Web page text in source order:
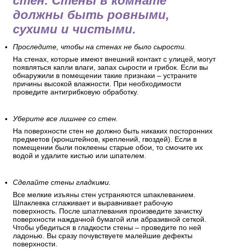
должны быть ровными,
сухими и чистыми.
Проследите, чтобы на стенах не было сырости.
На стенах, которые имеют внешний контакт с улицей, могут
появляться капли влаги, запах сырости и грибок. Если вы
обнаружили в помещении такие признаки – устраните
причины высокой влажности. При необходимости
проведите антигрибковую обработку.
Уберите все лишнее со стен.
На поверхности стен не должно быть никаких посторонних
предметов (кронштейнов, креплений, гвоздей). Если в
помещении были поклеены старые обои, то смочите их
водой и удалите кистью или шпателем.
Сделайте стены гладкими.
Все мелкие изъяны стен устраняются шпаклеванием.
Шпаклевка сглаживает и выравнивает рабочую
поверхность. После шпатлевания произведите зачистку
поверхности наждачной бумагой или абразивной сеткой.
Чтобы убедиться в гладкости стены – проведите по ней
ладонью. Вы сразу почувствуете малейшие дефекты
поверхности.